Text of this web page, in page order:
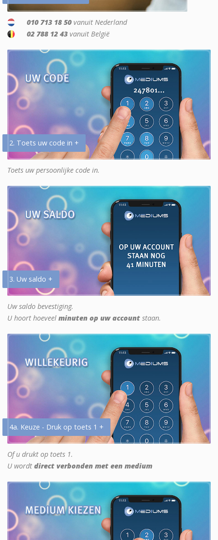
010 713 18 50 vanuit Nederland
02 788 12 43 vanuit België
2. Toets uw code in +
Toets uw persoonlijke code in.
3. Uw saldo +
Uw saldo bevestiging.
U hoort hoeveel minuten op uw account staan.
4a. Keuze - Druk op toets 1 +
Of u drukt op toets 1.
U wordt direct verbonden met een medium